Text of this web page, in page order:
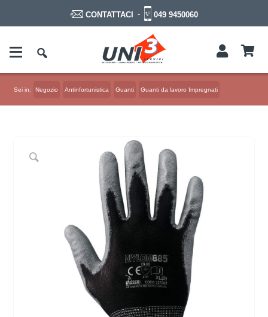
CONTATTACI - 049 9450060
Sei in: Negozio Antinfortunistica Guanti Guanti da lavoro Impregnati